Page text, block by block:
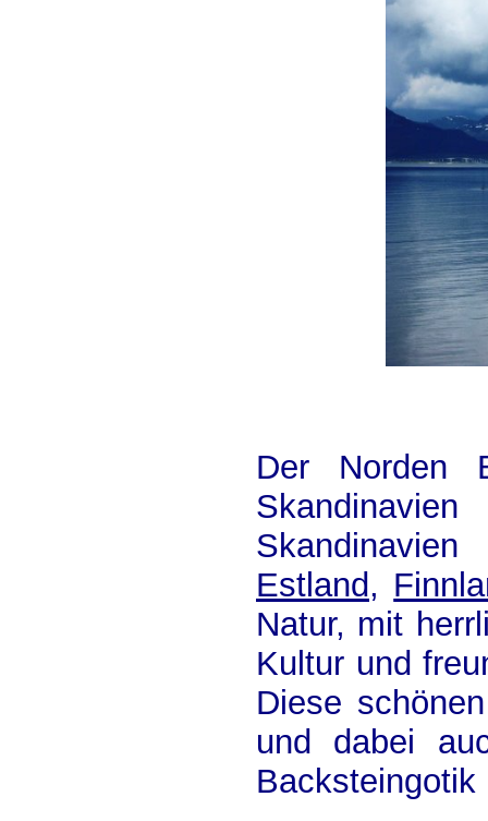
Der Norden
Estland,
Natur, mit
Kultur und
Diese
und dabei
Backsteingotik